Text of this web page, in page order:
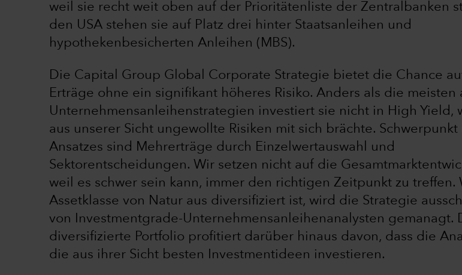
weil sie recht weit oben auf der Prioritätenliste der Zentralbanken
den USA stehen sie auf Platz drei hinter Staatsanleihen und
hypothekenbesicherten Anleihen (MBS).
Die Capital Group Global Corporate Strategie bietet die Chance
Erträge ohne ein signifikant höheres Risiko. Anders als die meisten
Unternehmensanleihenstrategien investiert sie nicht in High Yield,
aus unserer Sicht ungewollte Risiken mit sich brächte. Schwerpunkt
Ansatzes sind Mehrerträge durch Einzelwertauswahl und
Sektorentscheidungen. Wir setzen nicht auf die
weil es schwer sein kann, immer den richtigen Zeitpunkt zu treffen.
Assetklasse von Natur aus diversifiziert ist, wird die Strategie
von Investmentgrade-Unternehmensanleihenanalysten gemanagt.
diversifizierte Portfolio profitiert darüber hinaus davon, dass die
die aus ihrer Sicht besten Investmentideen investieren.